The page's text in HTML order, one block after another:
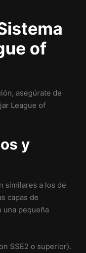
of
asegúrate de
League of
y
similares a los de
capas de
una pequeña
SSE2 o superior).